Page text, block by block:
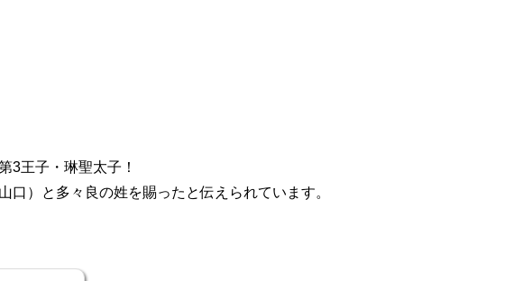
3王子・琳聖太子 ！
）と多々良の姓を賜ったと伝えられています。